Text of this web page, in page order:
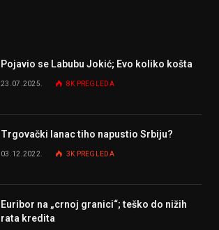
Pojavio se Labubu Jokić; Evo koliko košta
23.07.2025. 8K PREGLEDA
Trgovački lanac tiho napustio Srbiju?
03.12.2022. 3K PREGLEDA
Euribor na „crnoj granici“; teško do nižih
rata kredita